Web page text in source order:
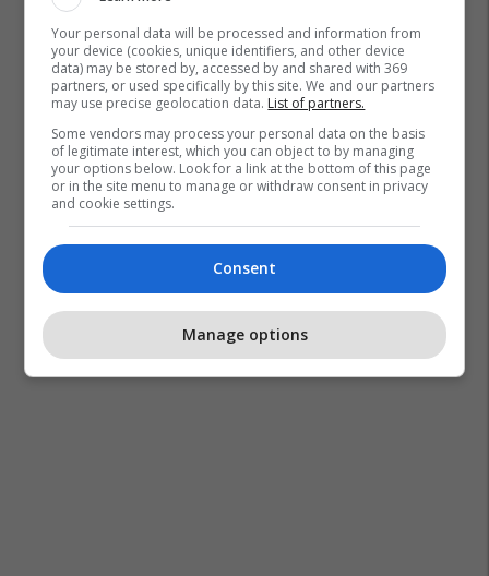
Your personal data will be processed and information from
your device (cookies, unique identifiers, and other device
data) may be stored by, accessed by and shared with 369
partners, or used specifically by this site. We and our partners
may use precise geolocation data. List of partners.
Some vendors may process your personal data on the basis
of legitimate interest, which you can object to by managing
your options below. Look for a link at the bottom of this page
or in the site menu to manage or withdraw consent in privacy
and cookie settings.
Consent
Manage options